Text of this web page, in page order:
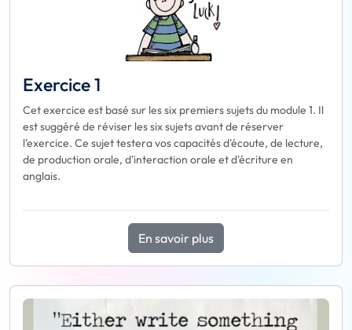
Exercice 1
Cet exercice est basé sur les six premiers sujets du module 1. Il
est suggéré de réviser les six sujets avant de réserver
l'exercice. Ce sujet testera vos capacités d'écoute, de lecture,
de production orale, d'interaction orale et d'écriture en
anglais.
En savoir plus